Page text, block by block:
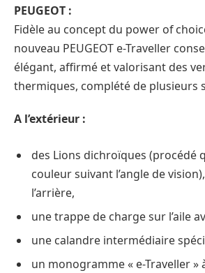
PEUGEOT :
Fidèle au concept du power of
nouveau PEUGEOT e-Traveller
élégant, affirmé et valorisant des
thermiques, complété de plusieurs
A l’extérieur :
des Lions dichroïques (procédé
couleur suivant l’angle de
l’arrière,
une trappe de charge sur l’aile
une calandre intermédiaire
un monogramme « e-Traveller »